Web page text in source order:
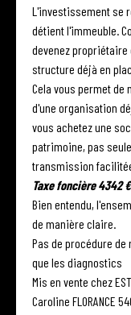
L'investissement se
détient l'immeuble.
devenez
structure déjà en
Cela vous permet
d'une organisation
vous achetez une
patrimoine, pas
transmission
Taxe foncière 4342 €
Bien entendu,
de manière claire.
Pas de procédure de
que les diagnostics
Mis en vente chez
Caroline FLORANCE